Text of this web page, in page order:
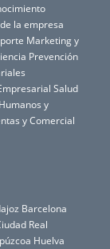
la empresa
Marketing y
Prevención
Salud
y
y Comercial
Barcelona
Real
Huelva